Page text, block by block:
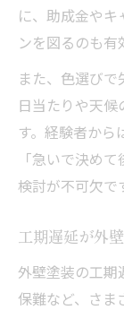
に、助成金や
ンを図るのも有
また、色選び
日当たりや天
す。経験者から
「急いで決め
検討が不可欠で
工期遅延が外
外壁塗装の工期
保難など、さま